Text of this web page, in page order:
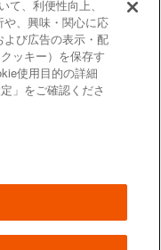
サイトポリシー
て、利便性向上、
、興味・関心に応
よび広告の表示・配
ッキー）を保存す
使用目的の詳細
」をご確認くださ